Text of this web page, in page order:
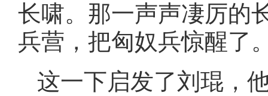
长啸。那一声声凄厉的
兵营，把匈奴兵惊醒了
这一下启发了刘琨，